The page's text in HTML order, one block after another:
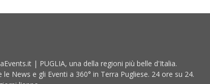
| PUGLIA, una della regioni più belle d'Italia.
le News e gli Eventi a 360° in Terra Pugliese. 24 ore su 24.